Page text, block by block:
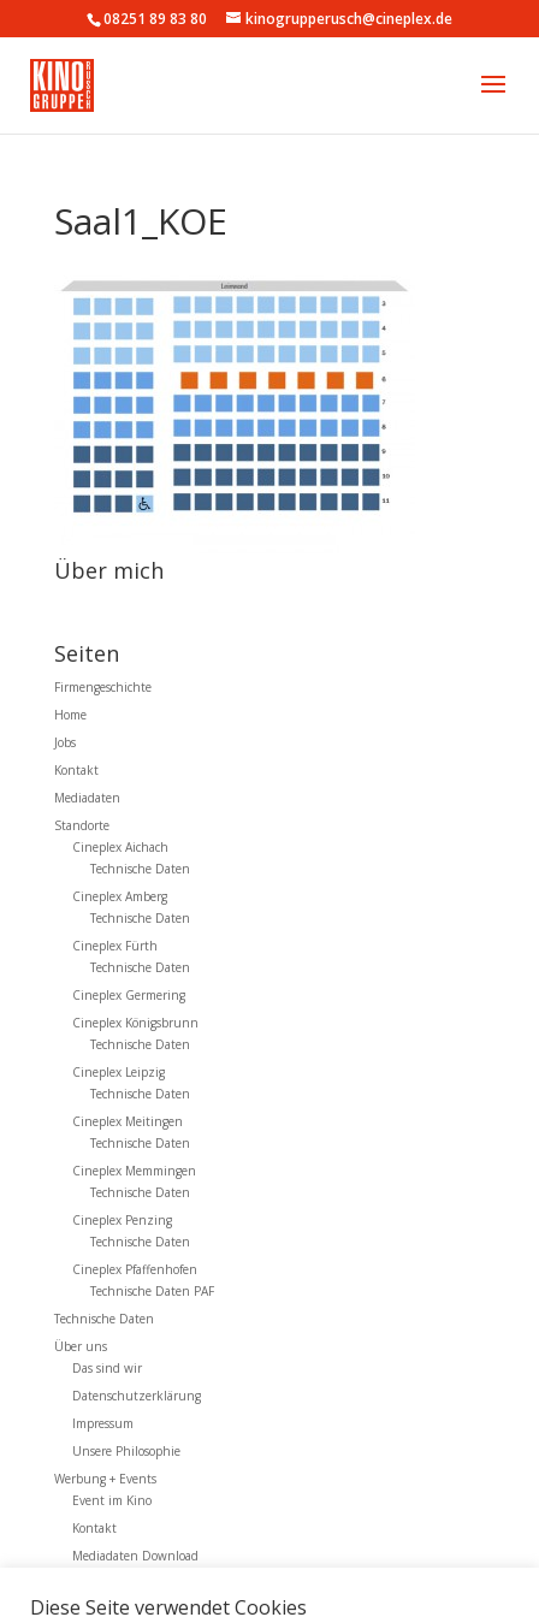
08251 89 83 80 kinogrupperusch@cineplex.de
Saal1_KOE
Über mich
Seiten
Firmengeschichte
Home
Jobs
Kontakt
Mediadaten
Standorte
Cineplex Aichach
Technische Daten
Cineplex Amberg
Technische Daten
Cineplex Fürth
Technische Daten
Cineplex Germering
Cineplex Königsbrunn
Technische Daten
Cineplex Leipzig
Technische Daten
Cineplex Meitingen
Technische Daten
Cineplex Memmingen
Technische Daten
Cineplex Penzing
Technische Daten
Cineplex Pfaffenhofen
Technische Daten PAF
Technische Daten
Über uns
Das sind wir
Datenschutzerklärung
Impressum
Unsere Philosophie
Werbung + Events
Event im Kino
Kontakt
Mediadaten Download
Diese Seite verwendet Cookies